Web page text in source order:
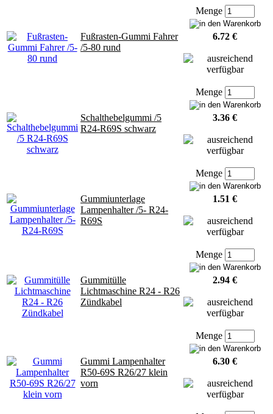
Menge
Fußrasten-Gummi Fahrer
/5-80 rund
6.72 €
Menge
Schalthebelgummi /5
R24-R69S schwarz
3.36 €
Menge
Gummiunterlage
Lampenhalter /5- R24-
R69S
1.51 €
Menge
Gummitülle
Lichtmaschine R24 - R26
Zündkabel
2.94 €
Menge
Gummi Lampenhalter
R50-69S R26/27 klein
vorn
6.30 €